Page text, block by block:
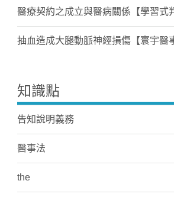
醫療契約之成立與醫病關係【學習式
抽血造成大腿動脈神經損傷【寰宇醫
知識點
告知說明義務
醫事法
the